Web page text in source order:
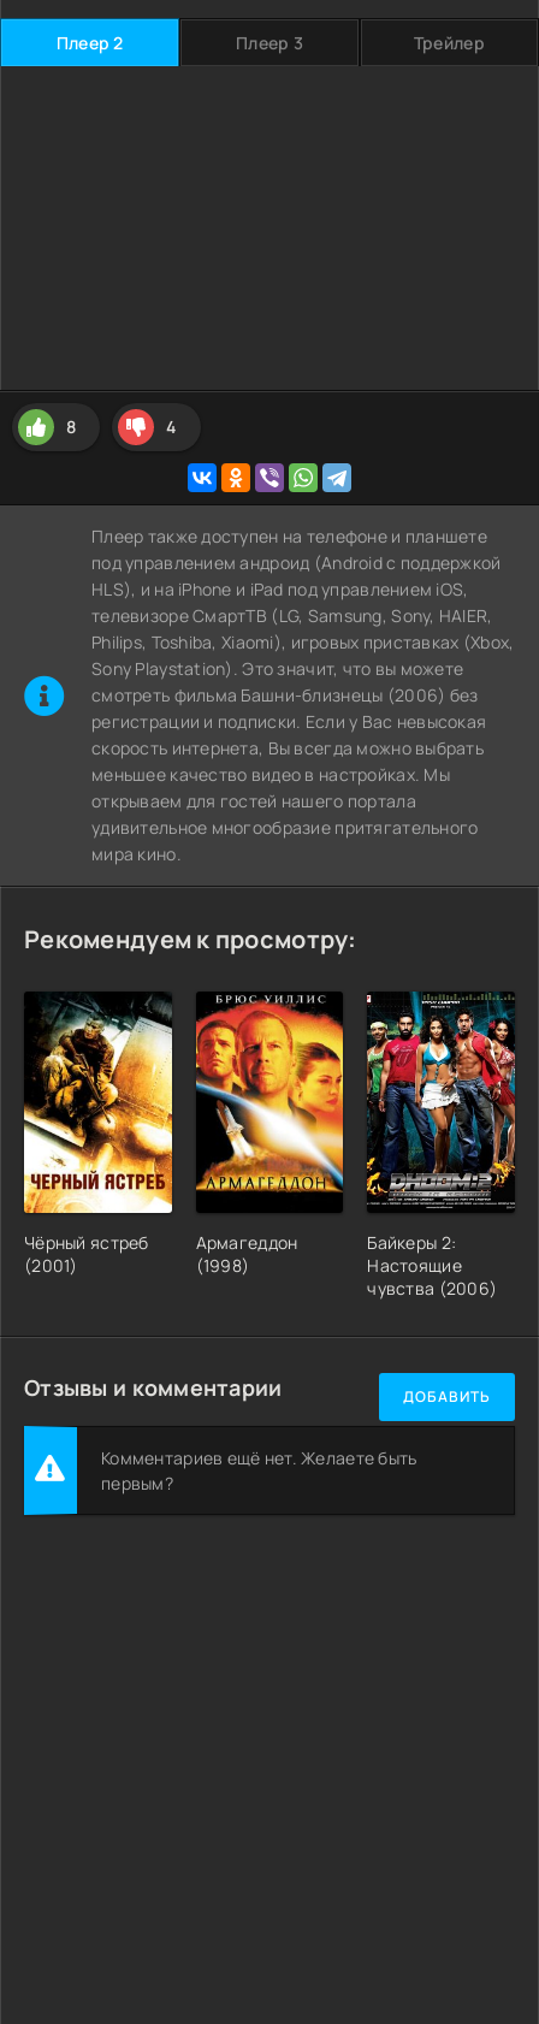
Плеер 2 Плеер 3 Трейлер
8 4
Плеер также доступен на телефоне и планшете
под управлением андроид (Android с поддержкой
HLS), и на iPhone и iPad под управлением iOS,
телевизоре СмартТВ (LG, Samsung, Sony, HAIER,
Philips, Toshiba, Xiaomi), игровых приставках (Xbox,
Sony Playstation). Это значит, что вы можете
cмотреть фильма Башни-близнецы (2006) без
регистрации и подписки. Если у Вас невысокая
скорость интернета, Вы всегда можно выбрать
меньшее качество видео в настройках. Мы
открываем для гостей нашего портала
удивительное многообразие притягательного
мира кино.
Рекомендуем к просмотру:
Чёрный ястреб
(2001)
Армагеддон
(1998)
Байкеры 2:
Настоящие
чувства (2006)
Отзывы и комментарии ДОБАВИТЬ
Комментариев ещё нет. Желаете быть
первым?